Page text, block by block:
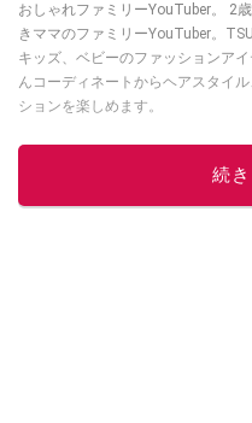
おしゃれファミリーYouTuber。 2歳のキュートなつき局長と、つきパパ＆つ
きママのファミリーYouTuber。
キッズ、ベビーのファッションア
んコーディネートからヘアスタイ
ションを楽しめます。
続